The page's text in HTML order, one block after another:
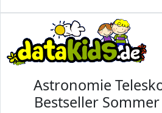
Astronomie
Bestseller